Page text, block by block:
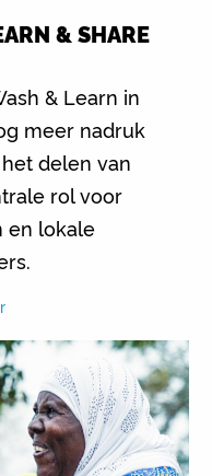
& SHARE
& Learn in
meer nadruk
delen van
rol voor
en lokale